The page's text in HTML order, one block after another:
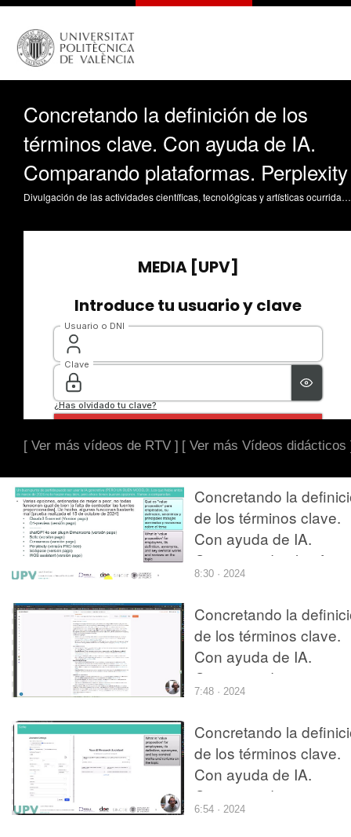
Concretando la definición de los
términos clave. Con ayuda de IA.
Comparando plataformas. Perplexity
Divulgación de las actividades científicas, tecnológicas y artísticas ocurridas en los tres campus de la UPV
[ Ver más vídeos de RTV ] [ Ver más Vídeos didácticos
Concretando la
de los términos clave.
Con ayuda de IA.
Comparando
8:30 · 2024
Concretando la
de los términos clave.
Con ayuda de IA.
Comparando
plataformas. SciSpace
7:48 · 2024
Concretando la
de los términos clave.
Con ayuda de IA.
Comparando
plataformas. Scite
6:54 · 2024